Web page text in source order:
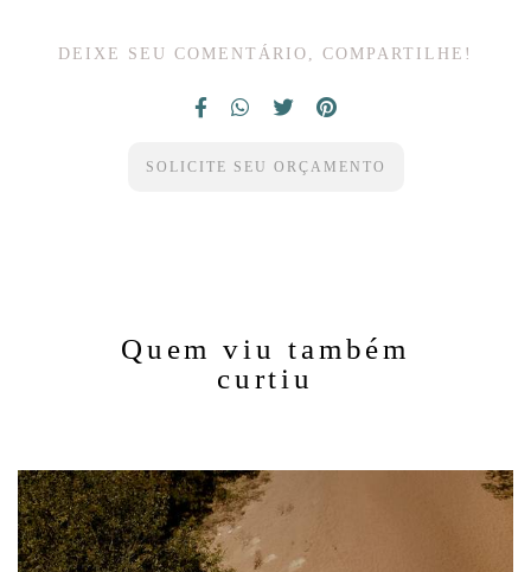
DEIXE SEU COMENTÁRIO, COMPARTILHE!
SOLICITE SEU ORÇAMENTO
Quem viu também
curtiu